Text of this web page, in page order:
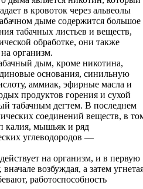
в кровоток через альвеолы
дыме содержится большое
табачных листьев и веществ,
обработке, они также
организм.
дым, кроме никотина,
основания, синильную
аммиак, эфирные масла и
продуктов горения и сухой
табачным дегтем. В последнем
соединений веществ, в
калия, мышьяк и ряд
углеводородов —
на организм, и в первую
возбуждая, а затем
работоспособность